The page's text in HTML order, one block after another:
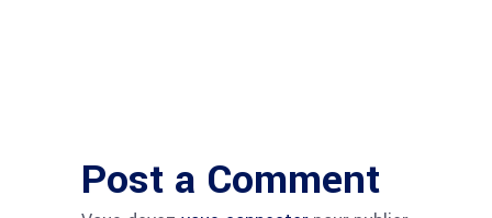
Post a Comment